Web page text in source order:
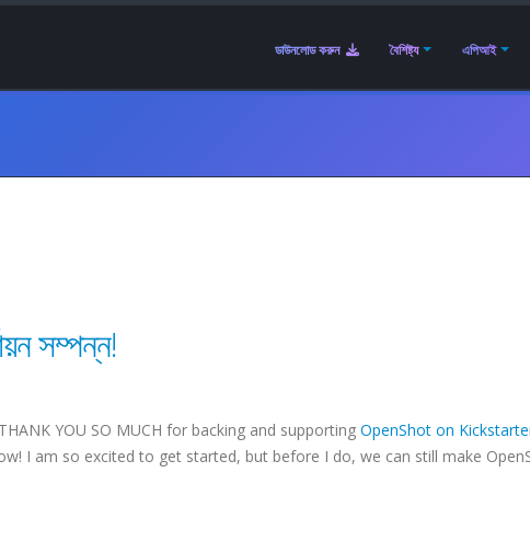
ডাউনলোড করুন বৈশিষ্ট্য এপিআই
সম্পন্ন!
THANK YOU SO MUCH for backing and supporting OpenShot on
I am so excited to get started, but before I do, we can still make